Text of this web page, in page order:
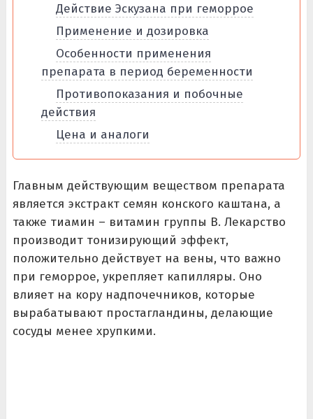
Действие Эскузана при геморрое
Применение и дозировка
Особенности применения
препарата в период беременности
Противопоказания и побочные
действия
Цена и аналоги
Главным действующим веществом препарата
является экстракт семян конского каштана, а
также тиамин – витамин группы В. Лекарство
производит тонизирующий эффект,
положительно действует на вены, что важно
при геморрое, укрепляет капилляры. Оно
влияет на кору надпочечников, которые
вырабатывают простагландины, делающие
сосуды менее хрупкими.